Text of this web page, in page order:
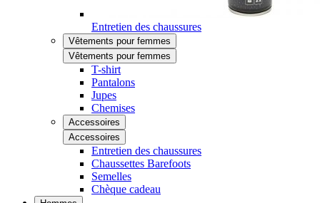
Entretien des chaussures
Vêtements pour femmes
Vêtements pour femmes
T-shirt
Pantalons
Jupes
Chemises
Accessoires
Accessoires
Entretien des chaussures
Chaussettes Barefoots
Semelles
Chèque cadeau